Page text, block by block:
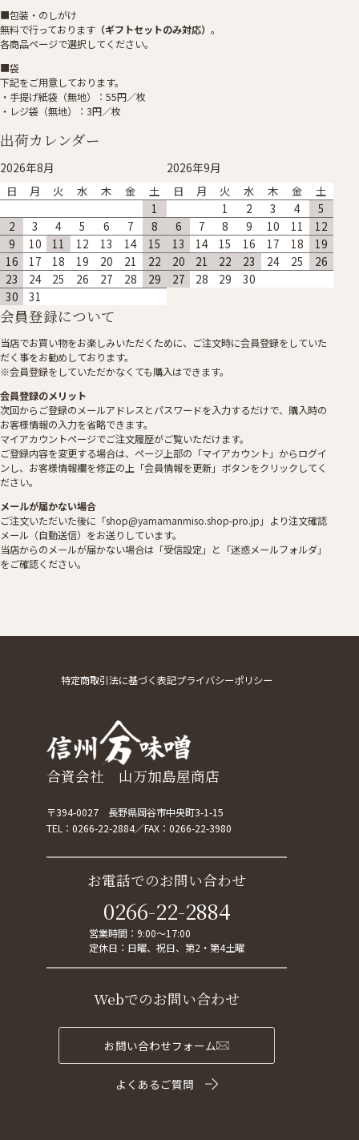
■包装・のしがけ
無料で行っております （ギフトセットのみ対応） 。
各商品ページで選択してください。
■袋
下記をご用意しております。
・手提げ紙袋（無地）：55円／枚
・レジ袋（無地）：3円／枚
出荷カレンダー
2026年8月
日
月 火 水 木 金
土
1
2
3 4 5 6 7
8
9
10 11 12 13 14
15
16
17 18 19 20 21
22
23
24 25 26 27 28
29
30
31
2026年9月
日
月 火 水 木 金
土
1
2 3 4
5
6
7 8 9 10 11
12
13
14 15 16 17 18
19
20
21 22 23 24 25
26
27
28 29 30
会員登録について
当店でお買い物をお楽しみいただくために、ご注文時に会員登録をしていた
だく事をお勧めしております。
※会員登録をしていただかなくても購入はできます。
会員登録のメリット
次回からご登録のメールアドレスとパスワードを入力するだけで、購入時の
お客様情報の入力を省略できます。
マイアカウントページでご注文履歴がご覧いただけます。
ご登録内容を変更する場合は、ページ上部の「マイアカウント」からログイ
ンし、お客様情報欄を修正の上「会員情報を更新」ボタンをクリックしてく
ださい。
メールが届かない場合
ご注文いただいた後に「shop@yamamanmiso.shop-pro.jp」より注文確認
メール（自動送信）をお送りしています。
当店からのメールが届かない場合は「受信設定」と「迷惑メールフォルダ」
をご確認ください。
特定商取引法に基づく表記プライバシーポリシー
合資会社 山万加島屋商店
〒394-0027 長野県岡谷市中央町3-1-15
TEL： 0266-22-2884 FAX：0266-22-3980
お電話でのお問い合わせ
0266-22-2884
営業時間：9:00～17:00
定休日：日曜、祝日、第2・第4土曜
Webでのお問い合わせ
お問い合わせフォーム
よくあるご質問